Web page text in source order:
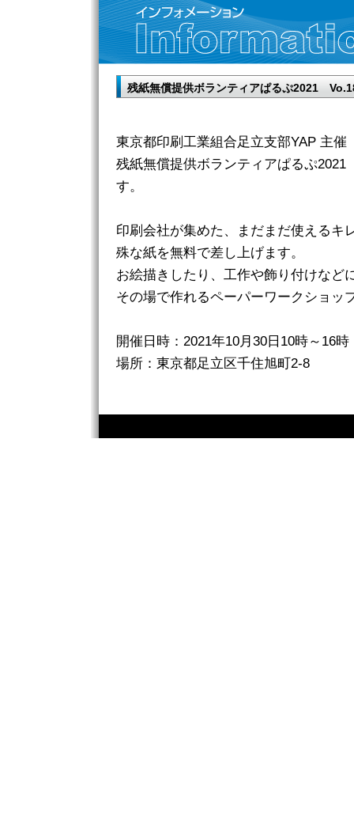
残紙無償提供ボランティアぱるぷ2021
東京都印刷工業組合足立支部YAP 主催
残紙無償提供ボランティアぱるぷ
す。
印刷会社が集めた、まだまだ使えるキ
殊な紙を無料で差し上げます。
お絵描きしたり、工作や飾り付けなど
その場で作れるペーパーワークショッ
開催日時：2021年10月30日10時～16
場所：東京都足立区千住旭町2-8